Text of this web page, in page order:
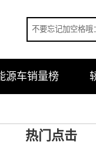
源车销量榜
热门点击